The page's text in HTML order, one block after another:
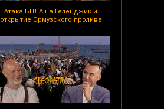
Атака БПЛА на Геленджик и
открытие Ормузского пролива